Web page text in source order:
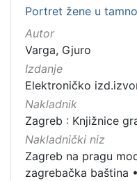
Portret žene u
Autor
Varga, Gjuro
Izdanje
Elektroničko
Nakladnik
Zagreb : Knjižnice
Nakladnički niz
Zagreb na pragu
zagrebačka baština •